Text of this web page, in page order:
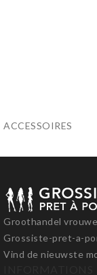
ACCESSOIRES
Groothandel
Grossiste-pret-a-
Vind de nieuwste